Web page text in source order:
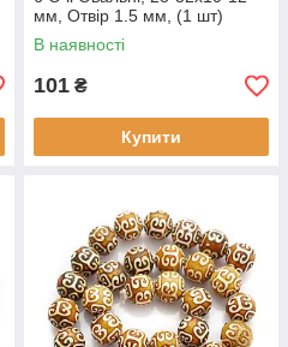
мм, Отвір 1.5 мм, (1 шт)
В наявності
101 ₴
Купити